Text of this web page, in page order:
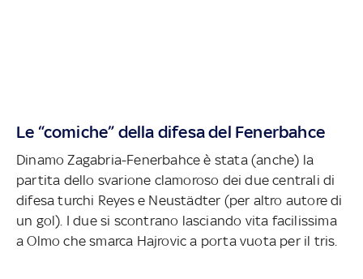
Le “comiche” della difesa del Fenerbahce
Dinamo Zagabria-Fenerbahce è stata (anche) la
partita dello svarione clamoroso dei due centrali di
difesa turchi Reyes e Neustädter (per altro autore di
un gol). I due si scontrano lasciando vita facilissima
a Olmo che smarca Hajrovic a porta vuota per il tris.